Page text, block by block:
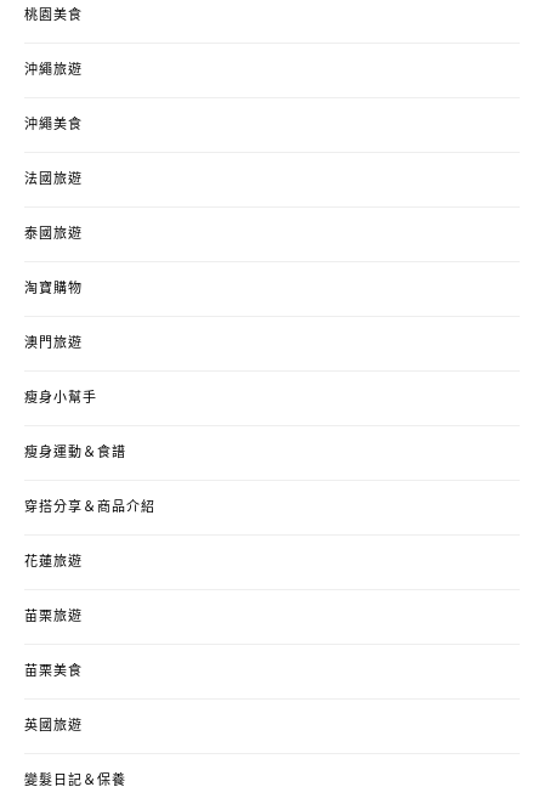
桃園美食
沖繩旅遊
沖繩美食
法國旅遊
泰國旅遊
淘寶購物
澳門旅遊
瘦身小幫手
瘦身運動＆食譜
穿搭分享＆商品介紹
花蓮旅遊
苗栗旅遊
苗栗美食
英國旅遊
變髮日記＆保養